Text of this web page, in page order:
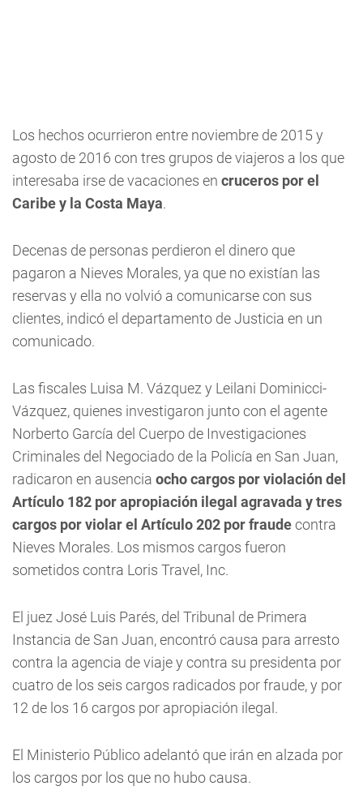
Los hechos ocurrieron entre noviembre de 2015 y
agosto de 2016 con tres grupos de viajeros a los que
interesaba irse de vacaciones en cruceros por el
Caribe y la Costa Maya.
Decenas de personas perdieron el dinero que
pagaron a Nieves Morales, ya que no existían las
reservas y ella no volvió a comunicarse con sus
clientes, indicó el departamento de Justicia en un
comunicado.
Las fiscales Luisa M. Vázquez y Leilani Dominicci-
Vázquez, quienes investigaron junto con el agente
Norberto García del Cuerpo de Investigaciones
Criminales del Negociado de la Policía en San Juan,
radicaron en ausencia ocho cargos por violación del
Artículo 182 por apropiación ilegal agravada y tres
cargos por violar el Artículo 202 por fraudecontra
Nieves Morales. Los mismos cargos fueron
sometidos contra Loris Travel, Inc.
El juez José Luis Parés, del Tribunal de Primera
Instancia de San Juan, encontró causa para arresto
contra la agencia de viaje y contra su presidenta por
cuatro de los seis cargos radicados por fraude, y por
12 de los 16 cargos por apropiación ilegal.
El Ministerio Público adelantó que irán en alzada por
los cargos por los que no hubo causa.